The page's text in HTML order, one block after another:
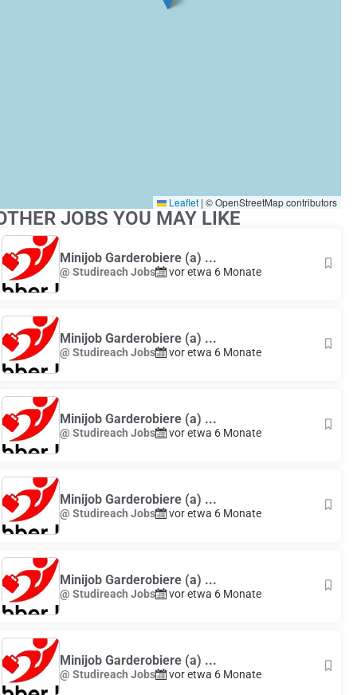
Leaflet | © OpenStreetMap contributors
JOBS YOU MAY LIKE
Minijob Garderobiere (a) ...
@ Studireach Jobs vor etwa 6 Monate
Minijob Garderobiere (a) ...
@ Studireach Jobs vor etwa 6 Monate
Minijob Garderobiere (a) ...
@ Studireach Jobs vor etwa 6 Monate
Minijob Garderobiere (a) ...
@ Studireach Jobs vor etwa 6 Monate
Minijob Garderobiere (a) ...
@ Studireach Jobs vor etwa 6 Monate
Minijob Garderobiere (a) ...
@ Studireach Jobs vor etwa 6 Monate